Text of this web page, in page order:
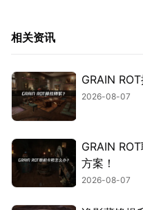
相关资讯
GRAIN
2026-08-07
GRAIN
方案！
2026-08-07